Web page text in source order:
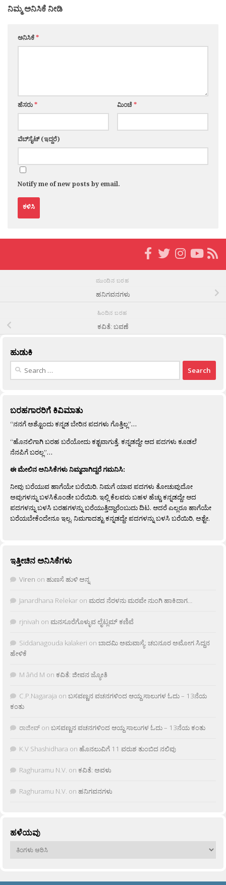
ನಿಮ್ಮ ಅನಿಸಿಕೆ ನೀಡಿ
ಅನಿಸಿಕೆ*
ಹೆಸರು* ಮಿಂಚೆ*
ವೆಬ್‌ಸೈಟ್ (ಇದ್ದರೆ)
Notify me of new posts by email.
ಮುಂದಿನ ಬರಹ
ಹನಿಗವನಗಳು
ಹಿಂದಿನ ಬರಹ
ಕವಿತೆ: ಬವಣೆ
ಹುಡುಕಿ
Search
ಬರಹಗಾರರಿಗೆ ಕಿವಿಮಾತು
“ನನಗೆ ಅಶ್ಟೊಂದು ಕನ್ನಡ ಬೇರಿನ ಪದಗಳು ಗೊತ್ತಿಲ್ಲ”…
“ಹೊನಲಿಗಾಗಿ ಬರಹ ಬರೆಯೋದು ಕಶ್ಟವಾಗುತ್ತೆ. ಕನ್ನಡದ್ದೇ ಆದ ಪದಗಳು ಕೂಡಲೆ
ನೆನಪಿಗೆ ಬರಲ್ಲ”…
ಈ ಮೇಲಿನ ಅನಿಸಿಕೆಗಳು ನಿಮ್ಮದಾಗಿದ್ದರೆ ಗಮನಿಸಿ:
ನೀವು ಬರೆಯುವ ಹಾಗೆಯೇ ಬರೆಯಿರಿ. ನಿಮಗೆ ಯಾವ ಪದಗಳು ತೋಚುವುದೋ
ಅವುಗಳನ್ನು ಬಳಸಿಕೊಂಡೇ ಬರೆಯಿರಿ. ಇಲ್ಲಿ ಕೆಲವರು ಬಹಳ ಹೆಚ್ಚು ಕನ್ನಡದ್ದೇ ಆದ
ಪದಗಳನ್ನು ಬಳಸಿ ಬರಹಗಳನ್ನು ಬರೆಯುತ್ತಿದ್ದಾರೆಂಬುದು ದಿಟ. ಆದರೆ ಎಲ್ಲರೂ ಹಾಗೆಯೇ
ಬರೆಯಬೇಕೆಂದೇನೂ ಇಲ್ಲ. ನಿಮಗಾದಶ್ಟು ಕನ್ನಡದ್ದೇ ಪದಗಳನ್ನು ಬಳಸಿ ಬರೆಯಿರಿ, ಅಶ್ಟೇ.
ಇತ್ತೀಚಿನ ಅನಿಸಿಕೆಗಳು
Viren on ಹುಣಸೆ ಹುಳಿ ಅನ್ನ
Janardhana Relekar on ಮರದ ನೆರಳನು ಮರವೇ ನುಂಗಿ ಹಾಕಿದಾಗ…
rjnivah on ಮನಸೂರೆಗೊಳ್ಳುವ ಲೈಟ್ಲಮ್ ಕಣಿವೆ
Siddanagouda kalakeri on ಬಾದಮಿ ಅಮವಾಸ್ಯೆ: ಚಬನೂರ ಅಮೋಗ ಸಿದ್ದನ
ಹೇಳಿಕೆ
M âñd M on ಕವಿತೆ: ಜೀವನ ಜ್ಯೋತಿ
C.P.Nagaraja on ಬಸವಣ್ಣನ ವಚನಗಳಿಂದ ಆಯ್ದ ಸಾಲುಗಳ ಓದು – 13ನೆಯ
ಕಂತು
ರಾಜೀವ್ on ಬಸವಣ್ಣನ ವಚನಗಳಿಂದ ಆಯ್ದ ಸಾಲುಗಳ ಓದು – 13ನೆಯ ಕಂತು
K.V Shashidhara on ಹೊನಲುವಿಗೆ 11 ವರುಶ ತುಂಬಿದ ನಲಿವು
Raghuramu N.V. on ಕವಿತೆ: ಅವಳು
Raghuramu N.V. on ಹನಿಗವನಗಳು
ಹಳೆಯವು
ಹಳೆಯವು